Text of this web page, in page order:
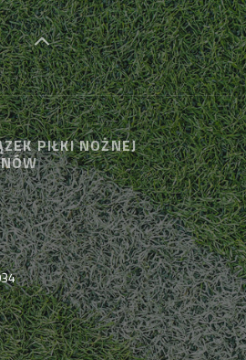
PIŁKI NOŻNEJ